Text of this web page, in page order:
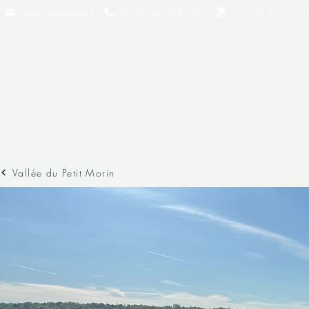
Vallée du Petit Morin